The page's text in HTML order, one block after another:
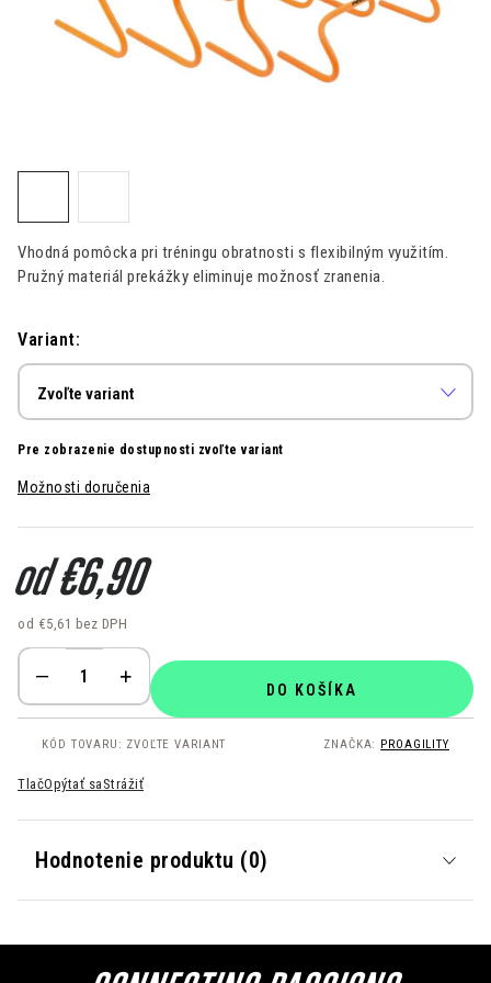
Moja objednávka Hodnotenie obchodu
Vhodná pomôcka pri tréningu obratnosti s flexibilným využitím.
Pružný materiál prekážky eliminuje možnosť zranenia.
Variant:
Pre zobrazenie dostupnosti zvoľte variant
Možnosti doručenia
od€6,90
od €5,61 bez DPH
Jednotková cena:
DO KOŠÍKA
KÓD TOVARU: ZVOĽTE VARIANT ZNAČKA: PROAGILITY
TlačOpýtať sa Strážiť
Hodnotenie produktu (0)